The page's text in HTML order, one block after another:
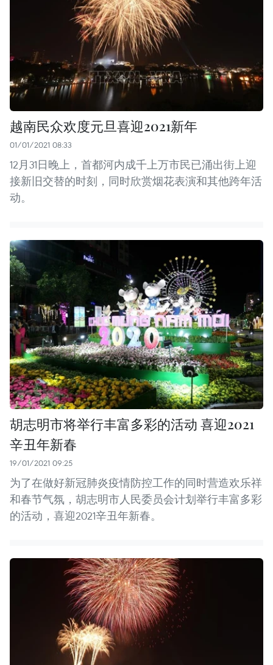
越南民众欢度元旦喜迎2021新年
01/01/2021 08:33
12月31日晚上，首都河内成千上万市民已涌出街上迎
接新旧交替的时刻，同时欣赏烟花表演和其他跨年活
动。
胡志明市将举行丰富多彩的活动 喜迎2021
辛丑年新春
19/01/2021 09:25
为了在做好新冠肺炎疫情防控工作的同时营造欢乐祥
和春节气氛，胡志明市人民委员会计划举行丰富多彩
的活动，喜迎2021辛丑年新春。